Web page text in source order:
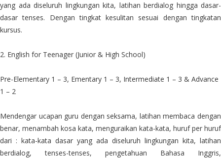
yang ada diseluruh lingkungan kita, latihan berdialog hingga dasar-
dasar tenses. Dengan tingkat kesulitan sesuai dengan tingkatan
kursus.
2. English for Teenager (Junior & High School)
Pre-Elementary 1 – 3, Ementary 1 – 3, Intermediate 1 – 3 & Advance
1 – 2
Mendengar ucapan guru dengan seksama, latihan membaca dengan
benar, menambah kosa kata, menguraikan kata-kata, huruf per huruf
dari : kata-kata dasar yang ada diseluruh lingkungan kita, latihan
berdialog, tenses-tenses, pengetahuan Bahasa Inggris,